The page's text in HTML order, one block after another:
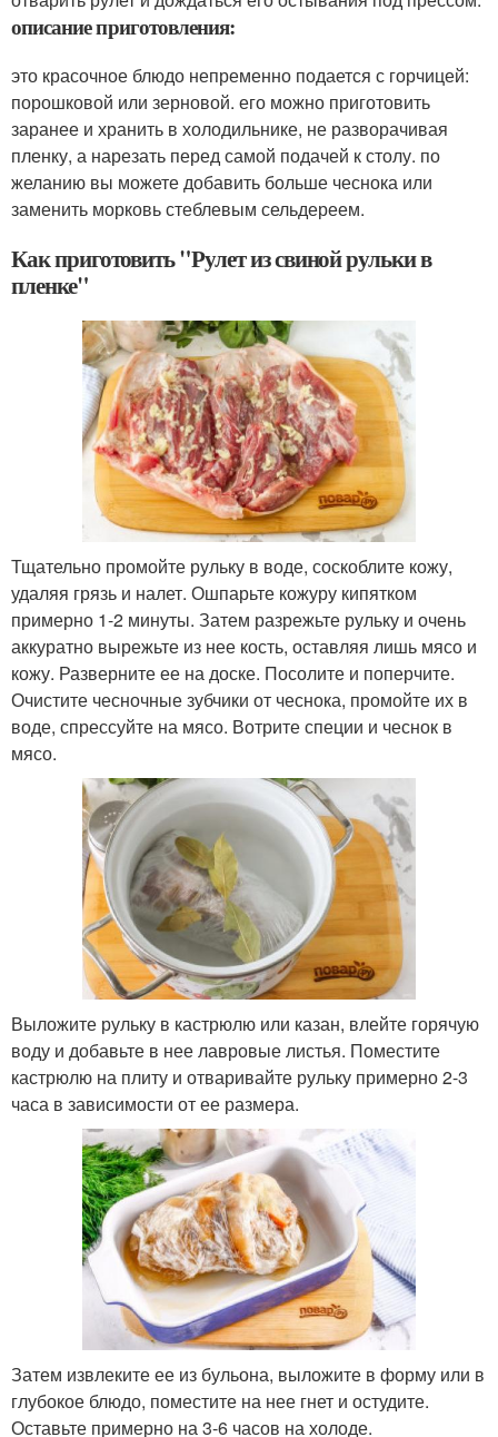
описание приготовления:
это красочное блюдо непременно подается с горчицей:
порошковой или зерновой. его можно приготовить
заранее и хранить в холодильнике, не разворачивая
пленку, а нарезать перед самой подачей к столу. по
желанию вы можете добавить больше чеснока или
заменить морковь стеблевым сельдереем.
Как приготовить "Рулет из свиной рульки в
пленке"
Тщательно промойте рульку в воде, соскоблите кожу,
удаляя грязь и налет. Ошпарьте кожуру кипятком
примерно 1-2 минуты. Затем разрежьте рульку и очень
аккуратно вырежьте из нее кость, оставляя лишь мясо и
кожу. Разверните ее на доске. Посолите и поперчите.
Очистите чесночные зубчики от чеснока, промойте их в
воде, спрессуйте на мясо. Вотрите специи и чеснок в
мясо.
Выложите рульку в кастрюлю или казан, влейте горячую
воду и добавьте в нее лавровые листья. Поместите
кастрюлю на плиту и отваривайте рульку примерно 2-3
часа в зависимости от ее размера.
Затем извлеките ее из бульона, выложите в форму или в
глубокое блюдо, поместите на нее гнет и остудите.
Оставьте примерно на 3-6 часов на холоде.